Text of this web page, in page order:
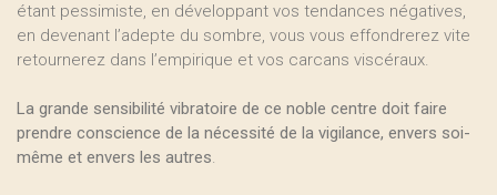
étant pessimiste, en développant vos tendances négatives,
en devenant l’adepte du sombre, vous vous effondrerez vite
retournerez dans l’empirique et vos carcans viscéraux.
La grande sensibilité vibratoire de ce noble centre doit faire
prendre conscience de la nécessité de la vigilance, envers soi-
même et envers les autres.